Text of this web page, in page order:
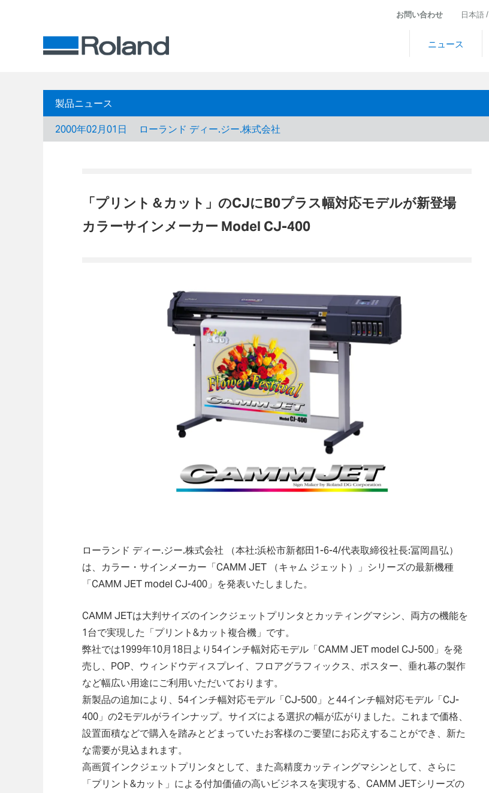
お問い合わせ 日本語 /
ニュース
製品ニュース
2000年02月01日 ローランド ディー.ジー.株式会社
「プリント＆カット」のCJにB0プラス幅対応モデルが新登場
カラーサインメーカー Model CJ-400
ローランド ディー.ジー.株式会社 （本社:浜松市新都田1-6-4/代表取締役社長:冨岡昌弘）
は、カラー・サインメーカー「CAMM JET （キャム ジェット）」シリーズの最新機種
「CAMM JET model CJ-400」を発表いたしました。
CAMM JETは大判サイズのインクジェットプリンタとカッティングマシン、両方の機能を
1台で実現した「プリント&カット複合機」です。
弊社では1999年10月18日より54インチ幅対応モデル「CAMM JET model CJ-500」を発
売し、POP、ウィンドウディスプレイ、フロアグラフィックス、ポスター、垂れ幕の製作
など幅広い用途にご利用いただいております。
新製品の追加により、54インチ幅対応モデル「CJ-500」と44インチ幅対応モデル「CJ-
400」の2モデルがラインナップ。サイズによる選択の幅が広がりました。これまで価格、
設置面積などで購入を踏みとどまっていたお客様のご要望にお応えすることができ、新た
な需要が見込まれます。
高画質インクジェットプリンタとして、また高精度カッティングマシンとして、さらに
「プリント&カット」による付加価値の高いビジネスを実現する、CAMM JETシリーズの